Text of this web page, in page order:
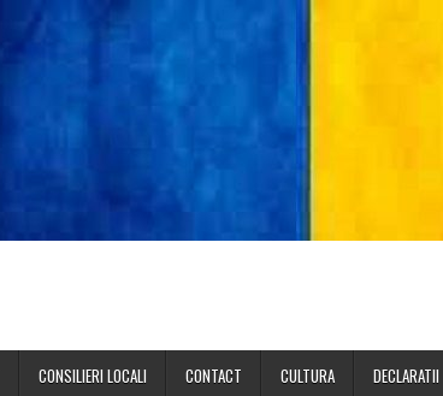
CONSILIERI LOCALI CONTACT CULTURA DECLARATII